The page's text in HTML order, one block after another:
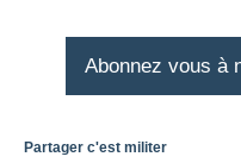
Abonnez vous à
Partager c'est militer